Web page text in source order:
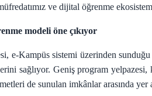
müfredatımız ve dijital öğrenme
modeli öne çıkıyor
e-Kampüs sistemi üzerinden
sağlıyor. Geniş program
de sunulan imkânlar arasında yer